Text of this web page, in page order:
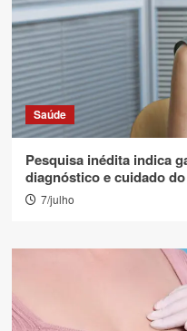
Saúde
Pesquisa inédita indica
diagnóstico e cuidado
7/julho